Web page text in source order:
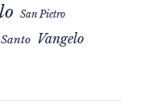
San Pietro
Vangelo